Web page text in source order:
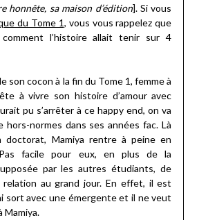
honnête, sa maison d’édition]. Si vous
du Tome 1, vous vous rappelez que
l’histoire allait tenir sur 4
son cocon à la fin du Tome 1, femme à
à vivre son histoire d’amour avec
pu s’arrêter à ce happy end, on va
hors-normes dans ses années fac. Là
Mamiya rentre à peine en
facile pour eux, en plus de la
par les autres étudiants, de
relation au grand jour. En effet, il est
sort avec une émergente et il ne veut
Mamiya.